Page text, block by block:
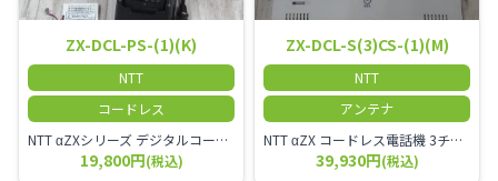
ZX-DCL-PS-(1)(K)
NTT
コードレス
NTT αZXシリーズ デジタルコードレス電話機（黒） 倉庫や工場など、オフィスから離れて仕事をする方に適しています。 コードレス単体では使用できないので、別途、専用の主装置及びアンテナが必要です。
19,800円(税込)
ZX-DCL-S(3)CS-(1)(M)
NTT
アンテナ
NTT αZX コードレス電話機 3チャンネル用 接続装置 マスター デジタルコードレス（ZX-DCL-PS等）の専用管理用アンテナです。
39,930円(税込)